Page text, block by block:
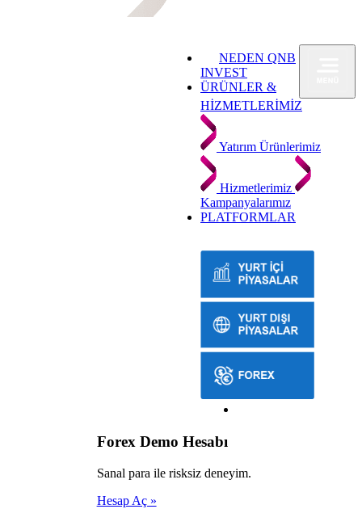
NEDEN QNB
INVEST
ÜRÜNLER &
HİZMETLERİMİZ
Yatırım Ürünlerimiz
Hizmetlerimiz
Kampanyalarımız
PLATFORMLAR
Forex Demo Hesabı
Sanal para ile risksiz deneyim.
Hesap Aç »